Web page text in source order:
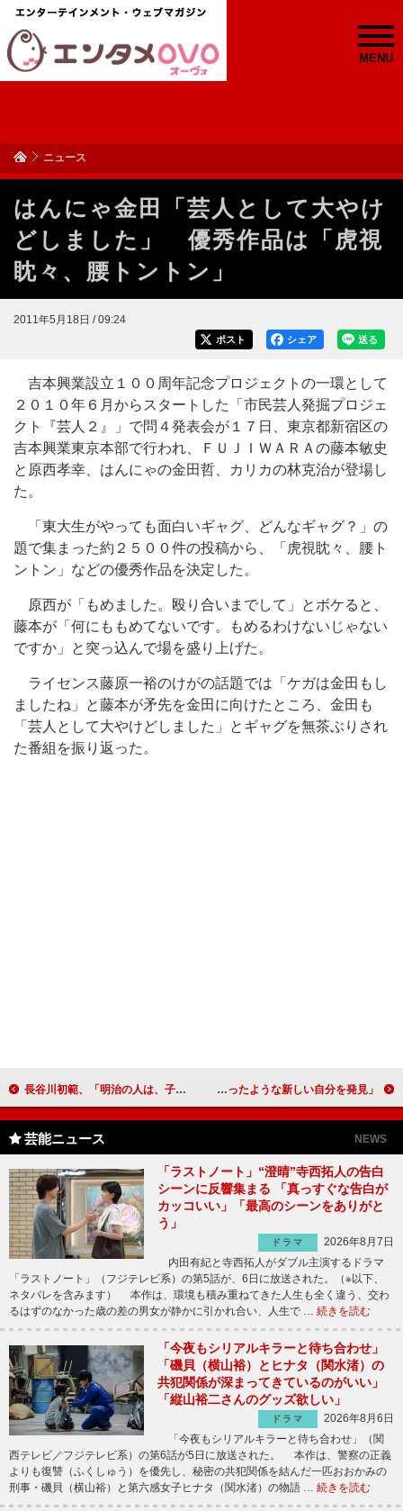
MENU
ニュース
はんにゃ金田「芸人として大やけ
どしました」 優秀作品は「虎視
眈々、腰トントン」
2011年5月18日 / 09:24
送る
シェア
ポスト
吉本興業設立１００周年記念プロジェクトの一環として
２０１０年６月からスタートした「市民芸人発掘プロジェ
クト『芸人２』」で問４発表会が１７日、東京都新宿区の
吉本興業東京本部で行われ、ＦＵＪＩＷＡＲＡの藤本敏史
と原西孝幸、はんにゃの金田哲、カリカの林克治が登場し
た。
「東大生がやっても面白いギャグ、どんなギャグ？」の
題で集まった約２５００件の投稿から、「虎視眈々、腰ト
ントン」などの優秀作品を決定した。
原西が「もめました。殴り合いまでして」とボケると、
藤本が「何にももめてないです。もめるわけないじゃない
ですか」と突っ込んで場を盛り上げた。
ライセンス藤原一裕のけがの話題では「ケガは金田もし
ましたね」と藤本が矛先を金田に向けたところ、金田も
「芸人として大やけどしました」とギャグを無茶ぶりされ
た番組を振り返った。
長谷川初範、「明治の人は、子孫のために本当に頑張った」 「演じられて名誉なことだと思う」 武井咲「優しくて聞き上手な男性が好き」 浴衣姿は「魔法にかかったような新しい自分を発見」
芸能ニュース NEWS
「ラストノート」“澄晴”寺西拓人の告白
シーンに反響集まる 「真っすぐな告白が
カッコいい」「最高のシーンをありがと
う」
ドラマ
2026年8月7日
内田有紀と寺西拓人がダブル主演するドラマ
「ラストノート」（フジテレビ系）の第5話が、6日に放送された。（※以下、
ネタバレを含みます） 本作は、環境も積み重ねてきた人生も全く違う、交わ
るはずのなかった歳の差の男女が静かに引かれ合い、人生で … 続きを読む
「今夜もシリアルキラーと待ち合わせ」
「磯貝（横山裕）とヒナタ（関水渚）の
共犯関係が深まってきているのがいい」
「縦山裕二さんのグッズ欲しい」
ドラマ
2026年8月6日
「今夜もシリアルキラーと待ち合わせ」（関
西テレビ／フジテレビ系）の第6話が5日に放送された。 本作は、警察の正義
よりも復讐（ふくしゅう）を優先し、秘密の共犯関係を結んだ一匹おおかみの
刑事・磯貝（横山裕）と第六感女子ヒナタ（関水渚）の物語 … 続きを読む